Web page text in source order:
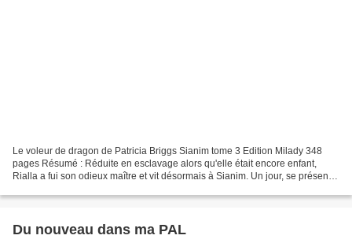
Le voleur de dragon de Patricia Briggs Sianim tome 3 Edition Milady 348
pages Résumé : Réduite en esclavage alors qu'elle était encore enfant,
Rialla a fui son odieux maître et vit désormais à Sianim. Un jour, se présente
Du nouveau dans ma PAL